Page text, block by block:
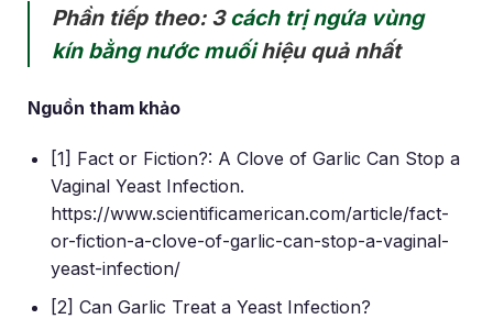
Phần tiếp theo: 3cách trị ngứa vùng
kín bằng nước muốihiệu quả nhất
Nguồn tham khảo
[1] Fact or Fiction?: A Clove of Garlic Can Stop a
Vaginal Yeast Infection.
https://www.scientificamerican.com/article/fact-
or-fiction-a-clove-of-garlic-can-stop-a-vaginal-
yeast-infection/
[2] Can Garlic Treat a Yeast Infection?